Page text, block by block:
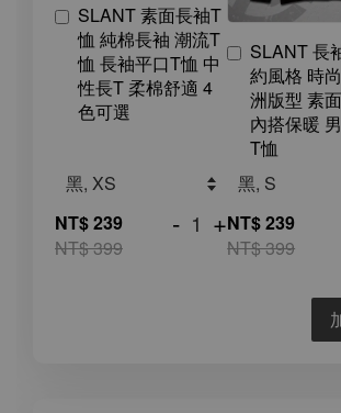
SLANT 素面長袖T
恤 純棉長袖 潮流T
恤 長袖平口T恤 中
性長T 柔棉舒適 4
色可選
NT$ 239
NT$ 399
- +
SLANT 長
約風格 時
洲版型 素
內搭保暖
T恤
NT$ 239
NT$ 399